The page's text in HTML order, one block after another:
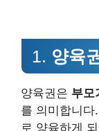
1. 양육
양육권은 부모
를 의미합니
로 양육하게